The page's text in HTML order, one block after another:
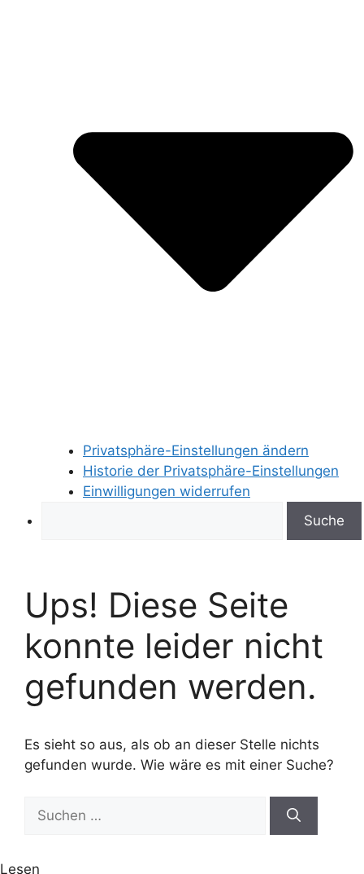
Privatsphäre-Einstellungen ändern
Historie der Privatsphäre-Einstellungen
Einwilligungen widerrufen
Ups! Diese Seite
konnte leider nicht
gefunden werden.
Es sieht so aus, als ob an dieser Stelle nichts
gefunden wurde. Wie wäre es mit einer Suche?
nach:
Lesen